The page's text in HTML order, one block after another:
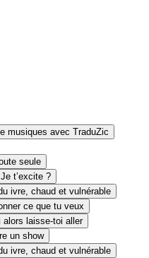
musiques avec TraduZic
seule
t’excite ?
ivre, chaud et vulnérable
ce que tu veux
laisse-toi aller
un show
ivre, chaud et vulnérable